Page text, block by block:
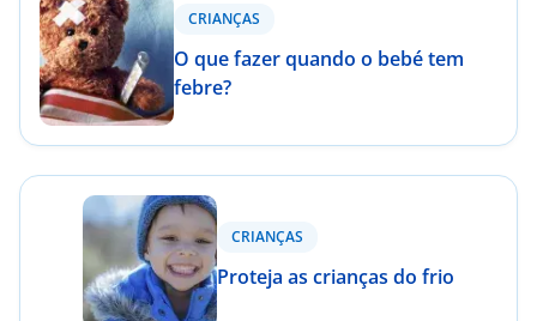
CRIANÇAS
O que fazer quando o bebé tem
febre?
CRIANÇAS
Proteja as crianças do frio